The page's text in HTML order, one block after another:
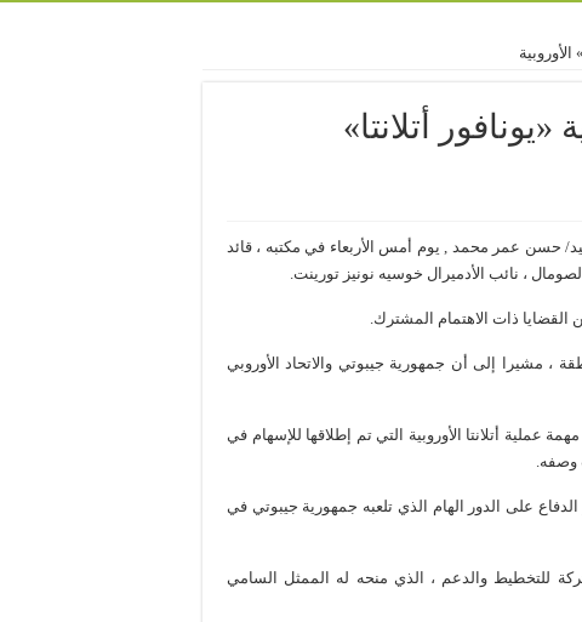
أتلانتا»
حسن عمر محمد , يوم أمس الأربعاء في مكتبه ، قائد
، نائب الأدميرال خوسيه نونيز تورينت.
القضايا ذات الاهتمام المشترك.
، مشيرا إلى أن جمهورية جيبوتي والاتحاد الأوروبي
أتلانتا الأوروبية التي تم إطلاقها للإسهام في
وصفه.
على الدور الهام الذي تلعبه جمهورية جيبوتي في
للتخطيط والدعم ، الذي منحه له الممثل السامي